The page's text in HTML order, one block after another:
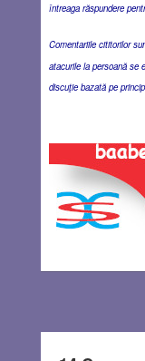
întreaga răspundere
Comentariile cititorilor
atacurile la persoană se
discuţie bazată pe